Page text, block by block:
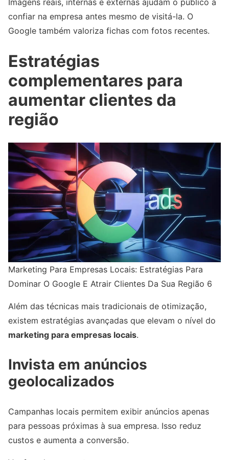
Imagens reais, internas e externas ajudam o público a
confiar na empresa antes mesmo de visitá-la. O
Google também valoriza fichas com fotos recentes.
Estratégias
complementares para
aumentar clientes da
região
Marketing Para Empresas Locais: Estratégias Para
Dominar O Google E Atrair Clientes Da Sua Região 6
Além das técnicas mais tradicionais de otimização,
existem estratégias avançadas que elevam o nível do
marketing para empresas locais.
Invista em anúncios
geolocalizados
Campanhas locais permitem exibir anúncios apenas
para pessoas próximas à sua empresa. Isso reduz
custos e aumenta a conversão.